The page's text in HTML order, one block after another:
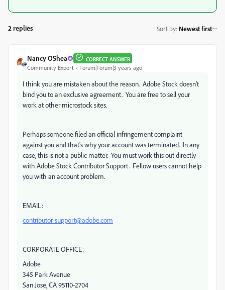
2 replies Sort by: Newest first
Nancy OShea CORRECT ANSWER
Community Expert Forum|Forum|3 years ago
I think you are mistaken about the reason. Adobe Stock doesn't
bind you to an exclusive agreement. You are free to sell your
work at other microstock sites.
Perhaps someone filed an official infringement complaint
against you and that's why your account was terminated. In any
case, this is not a public matter. You must work this out directly
with Adobe Stock Contributor Support. Fellow users cannot help
you with an account problem.
EMAIL:
contributor-support@adobe.com
CORPORATE OFFICE:
Adobe
345 Park Avenue
San Jose, CA 95110-2704